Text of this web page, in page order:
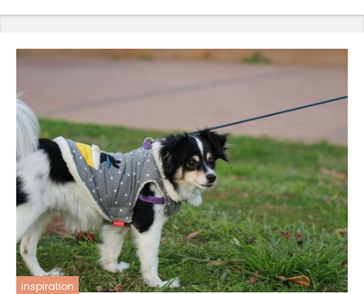
inspiration